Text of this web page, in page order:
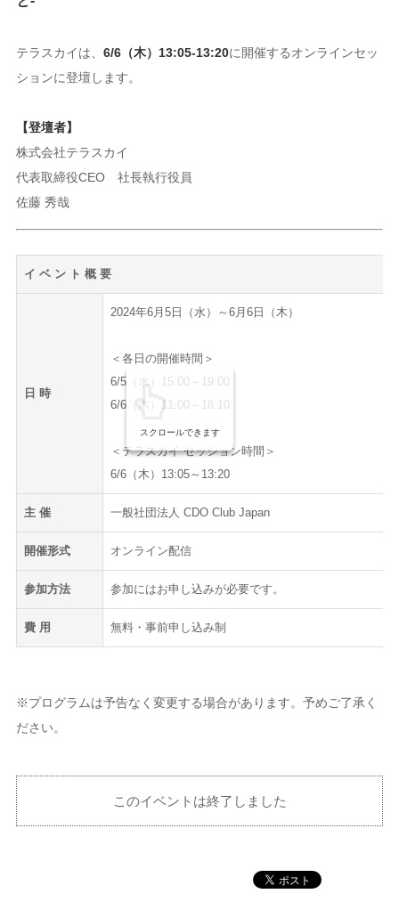
テラスカイは、 6/6（木）13:05‐13:20に開催するオンラインセッ
ションに登壇します。
【登壇者】
株式会社テラスカイ
代表取締役CEO 社長執行役員
佐藤 秀哉
イ ベ ン ト 概 要
日 時
2024年6月5日（水）～6月6日（木）
＜各日の開催時間＞
6/5（水）15:00～19:00
6/6（木）11:00～18:10
＜テラスカイ セッション時間＞
6/6（木）13:05～13:20
主 催 一般社団法人 CDO Club Japan
開催形式 オンライン配信
参加方法 参加にはお申し込みが必要です。
費 用 無料・事前申し込み制
スクロールできます
※プログラムは予告なく変更する場合があります。予めご了承く
ださい。
このイベントは終了しました